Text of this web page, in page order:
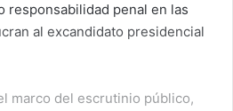
responsabilidad penal en las
al excandidato presidencial
marco del escrutinio público,